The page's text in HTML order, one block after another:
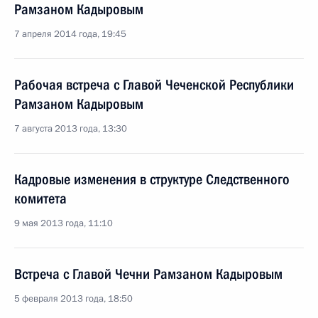
Рамзаном Кадыровым
7 апреля 2014 года, 19:45
Рабочая встреча с Главой Чеченской Республики
Рамзаном Кадыровым
7 августа 2013 года, 13:30
Кадровые изменения в структуре Следственного
комитета
9 мая 2013 года, 11:10
Встреча с Главой Чечни Рамзаном Кадыровым
5 февраля 2013 года, 18:50